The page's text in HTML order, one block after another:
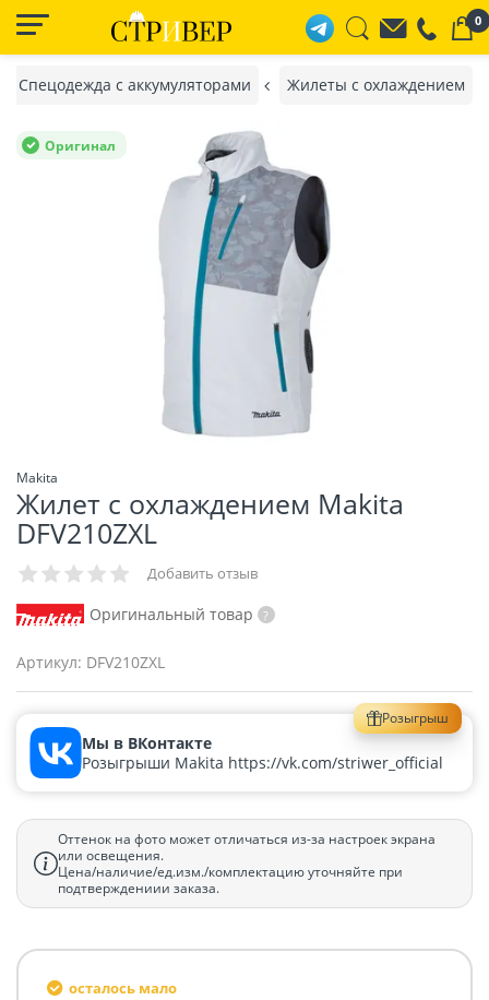
0
Спецодежда с аккумуляторами Жилеты с охлаждением
Оригинал
Makita
Жилет с охлаждением Makita
DFV210ZXL
Добавить отзыв
Оригинальный товар
Артикул: DFV210ZXL
Розыгрыш
Мы в ВКонтакте
Розыгрыши Makita https://vk.com/striwer_official
Оттенок на фото может отличаться из-за настроек экрана
или освещения.
Цена/наличие/ед.изм./комплектацию уточняйте при
подтверждениии заказа.
осталось мало